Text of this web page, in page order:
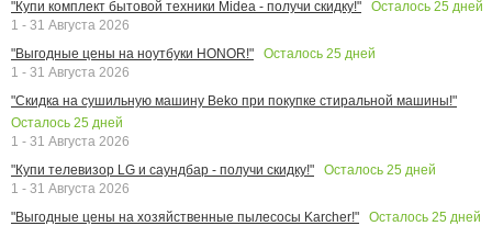
"Купи комплект бытовой техники Midea - получи скидку!"
Осталось 25 дней
1 - 31 Августа 2026
"Выгодные цены на ноутбуки HONOR!"
Осталось 25 дней
1 - 31 Августа 2026
"Скидка на сушильную машину Beko при покупке стиральной машины!"
Осталось 25 дней
1 - 31 Августа 2026
"Купи телевизор LG и саундбар - получи скидку!"
Осталось 25 дней
1 - 31 Августа 2026
"Выгодные цены на хозяйственные пылесосы Karcher!"
Осталось 25 дней